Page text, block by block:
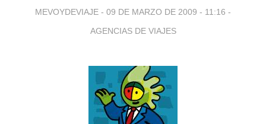
MEVOYDEVIAJE - 09 DE MARZO DE 2009 - 11:16 -
AGENCIAS DE VIAJES